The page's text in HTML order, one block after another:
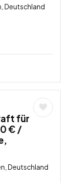
Deutschland
für
€ /
Deutschland